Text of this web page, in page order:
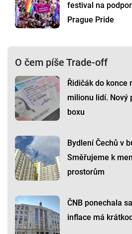
festival na
Prague Pride
O čem píše Trade-off
Řidičák do konce
milionu lidí. Nový
boxu
Bydlení Čechů v
Směřujeme k
prostorům
ČNB ponechala
inflace má